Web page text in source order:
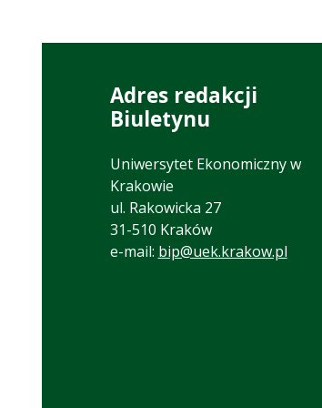
Adres redakcji
Biuletynu
Uniwersytet Ekonomiczny w
Krakowie
ul. Rakowicka 27
31-510 Kraków
e-mail: bip@uek.krakow.pl